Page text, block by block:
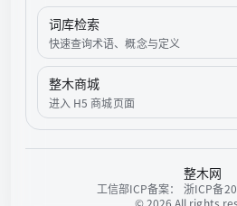
词库检索
快速查询术语、概念与定义
整木商城
进入 H5 商城页面
整木网
工信部ICP备案：
浙ICP备
©2026 All rights